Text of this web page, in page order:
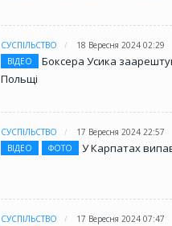
СУСПІЛЬСТВО
18 Вересня 2024 02:29
ВІДЕО
Боксера Усика
Польщі
СУСПІЛЬСТВО
17 Вересня 2024 22:57
ВІДЕО
ФОТО У Карпатах
СУСПІЛЬСТВО
17 Вересня 2024 07:47